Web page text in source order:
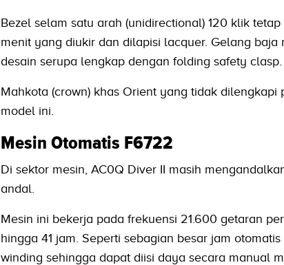
Bezel selam satu arah (unidirectional) 120 klik
menit yang diukir dan dilapisi lacquer. Gelang
desain serupa lengkap dengan folding safety clasp.
Mahkota (crown) khas Orient yang tidak
model ini.
Mesin Otomatis F6722
Di sektor mesin, AC0Q Diver II masih
andal.
Mesin ini bekerja pada frekuensi 21.600 getaran
hingga 41 jam. Seperti sebagian besar jam
winding sehingga dapat diisi daya secara manual